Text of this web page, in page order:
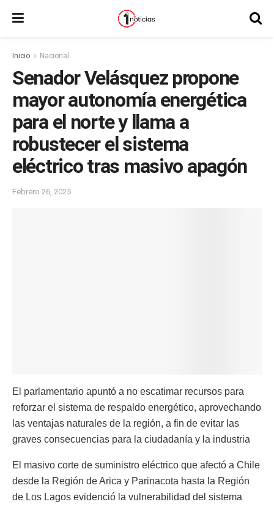
Inicio Nacional
Senador Velásquez propone
mayor autonomía energética
para el norte y llama a
robustecer el sistema
eléctrico tras masivo apagón
Febrero 26, 2025
El parlamentario apuntó a no escatimar recursos para
reforzar el sistema de respaldo energético, aprovechando
las ventajas naturales de la región, a fin de evitar las
graves consecuencias para la ciudadanía y la industria
El masivo corte de suministro eléctrico que afectó a Chile
desde la Región de Arica y Parinacota hasta la Región
de Los Lagos evidenció la vulnerabilidad del sistema